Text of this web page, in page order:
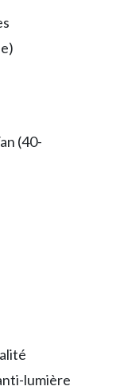
(40-
lumière